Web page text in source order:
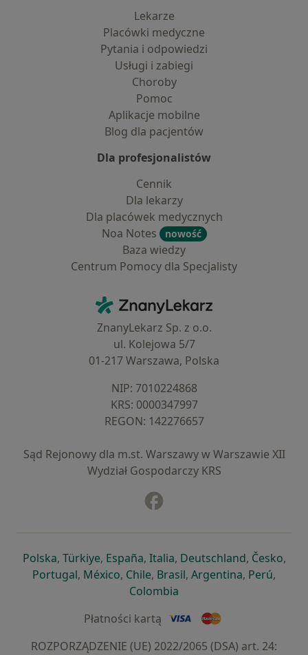
Lekarze
Placówki medyczne
Pytania i odpowiedzi
Usługi i zabiegi
Choroby
Pomoc
Aplikacje mobilne
Blog dla pacjentów
Dla profesjonalistów
Cennik
Dla lekarzy
Dla placówek medycznych
Noa Notes
nowość
Baza wiedzy
Centrum Pomocy dla Specjalisty
ZnanyLekarz - Strona główna
ZnanyLekarz Sp. z o.o.
ul. Kolejowa 5/7
01-217 Warszawa, Polska
NIP: ⁠7010224868
KRS: ⁠0000347997
REGON: ⁠142276657
Sąd Rejonowy dla m.st. Warszawy w Warszawie XII
Wydział Gospodarczy KRS
Polskaotwiera się w nowej karcie
, Türkiyeotwiera się w nowej karcie
, Españaotwiera się w nowej karcie
, Italiaotwiera się w nowej
, Deutschlandotwiera się
, Česko,
Portugalotwiera się w nowej karcie
, Méxicootwiera się w nowej karcie
, Chileotwiera się w nowej karcie
, Brasilotwiera się w nowej
, Argentinaotwiera się
, Perú,
Colombia
Płatności kartą
ROZPORZĄDZENIE (UE) 2022/2065 (DSA) art. 24: